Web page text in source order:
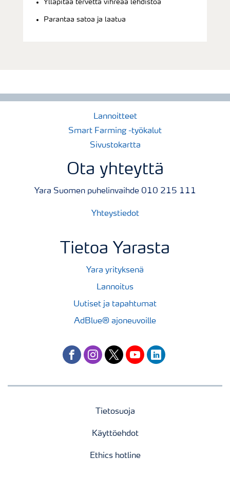
Ylläpitää tervettä vihreää lehdistöä
Parantaa satoa ja laatua
Lannoitteet
Smart Farming -työkalut
Sivustokartta
Ota yhteyttä
Yara Suomen puhelinvaihde 010 215 111
Yhteystiedot
Tietoa Yarasta
Yara yrityksenä
Lannoitus
Uutiset ja tapahtumat
AdBlue® ajoneuvoille
facebookinstagram
twitteryoutubelinkedin
Tietosuoja
Käyttöehdot
Ethics hotline